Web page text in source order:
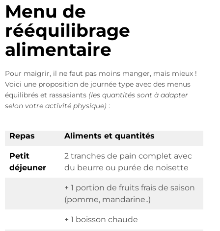
Menu de
rééquilibrage
alimentaire
Pour maigrir, il ne faut pas moins manger, mais mieux !
Voici une proposition de journée type avec des menus
équilibrés et rassasiants (les quantités sont à adapter
selon votre activité physique) :
Repas Aliments et quantités
Petit
déjeuner
2 tranches de pain complet avec
du beurre ou purée de noisette
+ 1 portion de fruits frais de saison
(pomme, mandarine..)
+ 1 boisson chaude